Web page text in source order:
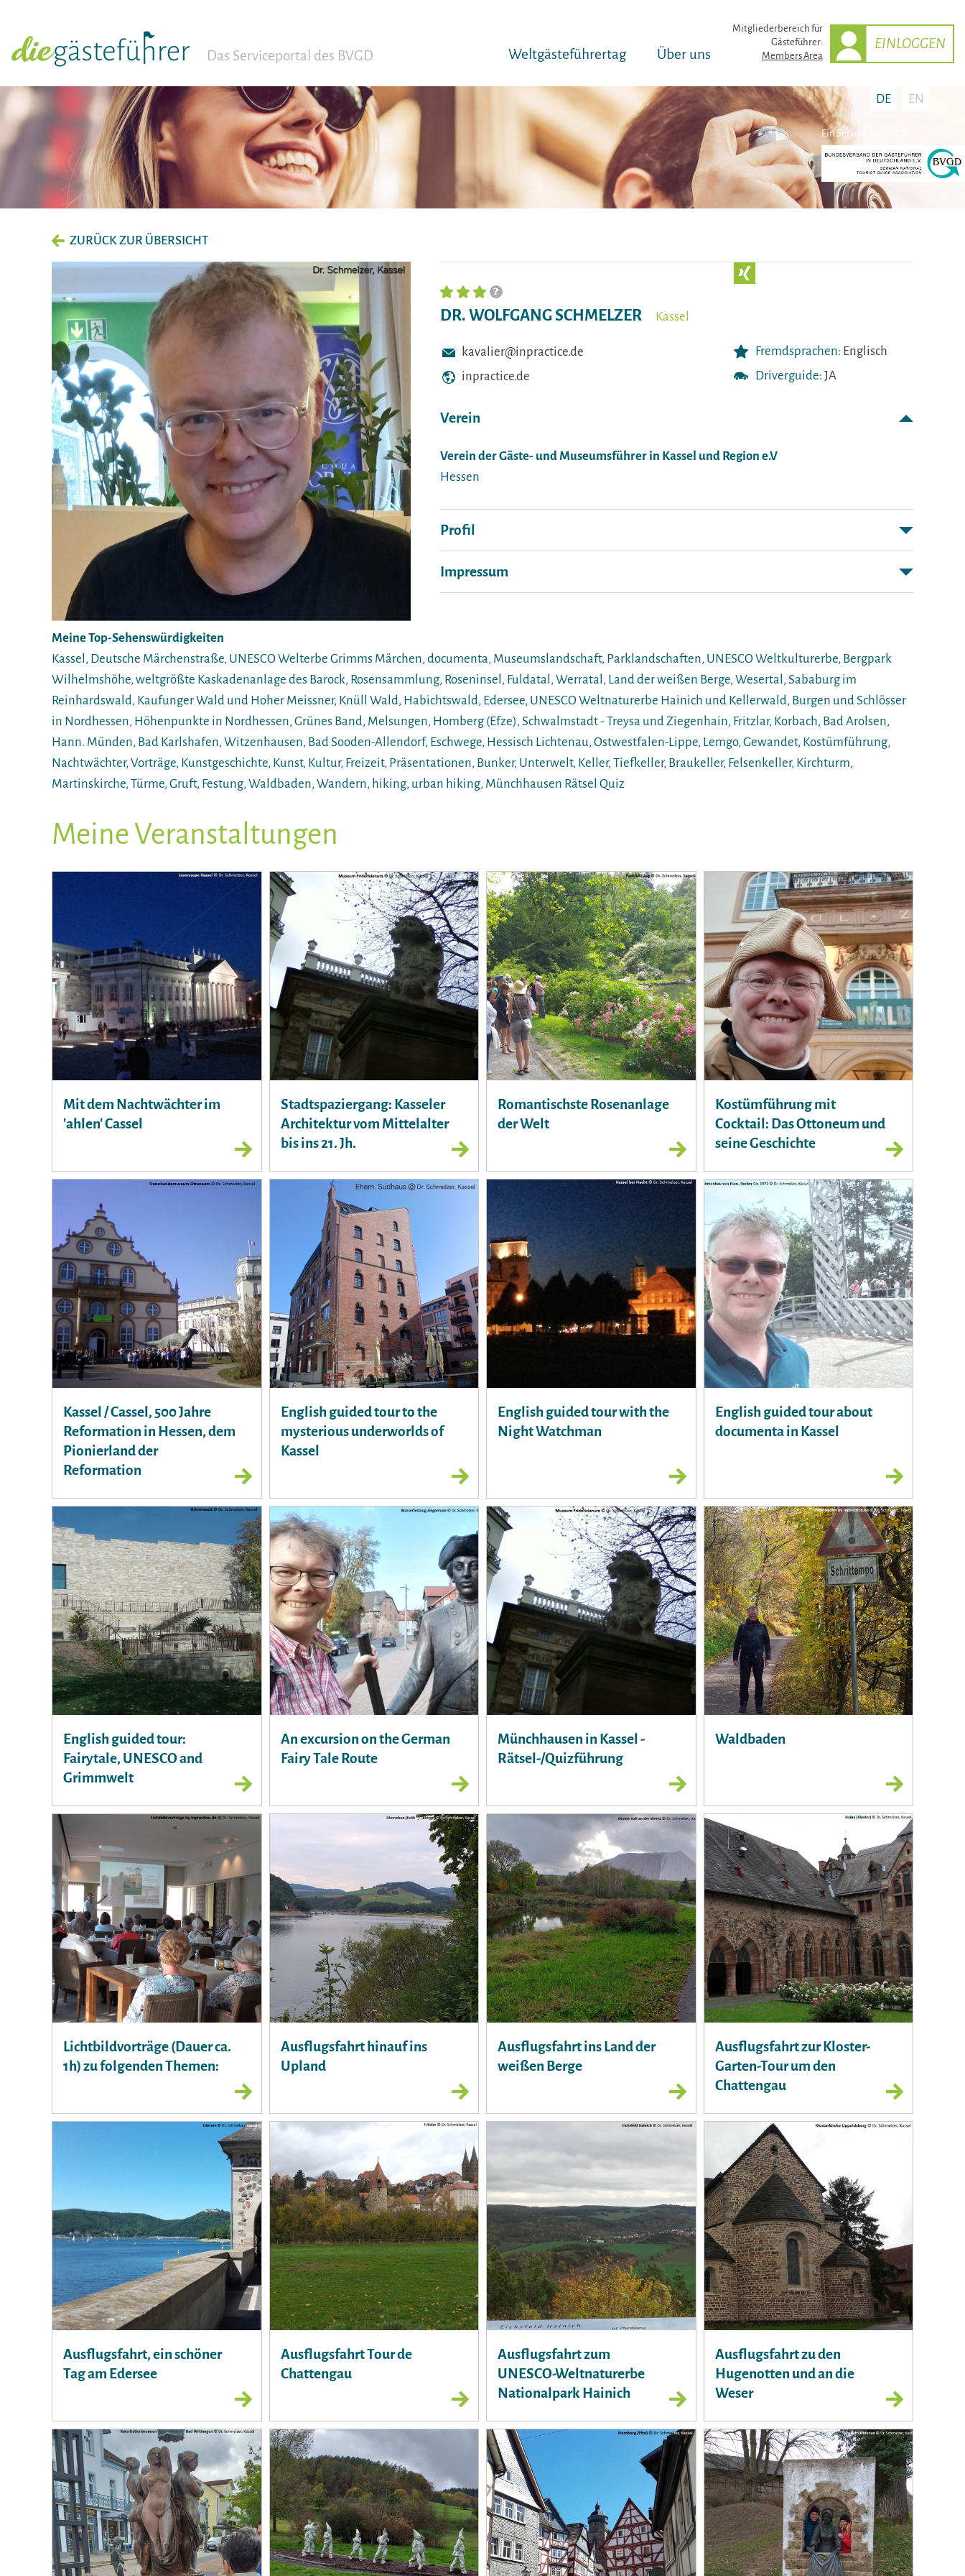
Das Serviceportal des BVGD Weltgäst­eführertag Über uns
Mitglieder­bereich für
Gästeführer:
Members Area
EINLOGGEN
Ein Service des BVGD
DE EN
ZURÜCK ZUR ÜBERSICHT
Fremdsprachen: Englisch
Driverguide: JA
DR. WOLFGANG SCHMELZER Kassel
kavalier@inpractice.de
inpractice.de
Verein
Verein der Gäste- und Museumsführer in Kassel und Region e.V
Hessen
Profil
Impressum
Meine Top-Sehenswürdigkeiten
Kassel, Deutsche Märchenstraße, UNESCO Welterbe Grimms Märchen, documenta, Museumslandschaft, Parklandschaften, UNESCO Weltkulturerbe, Bergpark
Wilhelmshöhe, weltgrößte Kaskadenanlage des Barock, Rosensammlung, Roseninsel, Fuldatal, Werratal, Land der weißen Berge, Wesertal, Sababurg im
Reinhardswald, Kaufunger Wald und Hoher Meissner, Knüll Wald, Habichtswald, Edersee, UNESCO Weltnaturerbe Hainich und Kellerwald, Burgen und Schlösser
in Nordhessen, Höhenpunkte in Nordhessen, Grünes Band, Melsungen, Homberg (Efze), Schwalmstadt - Treysa und Ziegenhain, Fritzlar, Korbach, Bad Arolsen,
Hann. Münden, Bad Karlshafen, Witzenhausen, Bad Sooden-Allendorf, Eschwege, Hessisch Lichtenau, Ostwestfalen-Lippe, Lemgo, Gewandet, Kostümführung,
Nachtwächter, Vorträge, Kunstgeschichte, Kunst, Kultur, Freizeit, Präsentationen, Bunker, Unterwelt, Keller, Tiefkeller, Braukeller, Felsenkeller, Kirchturm,
Martinskirche, Türme, Gruft, Festung, Waldbaden, Wandern, hiking, urban hiking, Münchhausen Rätsel Quiz
Meine Veranstaltungen
Mit dem Nachtwächter im
'ahlen' Cassel
Stadtspaziergang: Kasseler
Architektur vom Mittelalter
bis ins 21. Jh.
Romantischste Rosenanlage
der Welt
Kostümführung mit
Cocktail: Das Ottoneum und
seine Geschichte
Kassel / Cassel, 500 Jahre
Reformation in Hessen, dem
Pionierland der
Reformation
English guided tour to the
mysterious underworlds of
Kassel
English guided tour with the
Night Watchman
English guided tour about
documenta in Kassel
English guided tour:
Fairytale, UNESCO and
Grimmwelt
An excursion on the German
Fairy Tale Route
Münchhausen in Kassel -
Rätsel-/Quizführung
Waldbaden
Lichtbildvorträge (Dauer ca.
1h) zu folgenden Themen:
Ausflugsfahrt hinauf ins
Upland
Ausflugsfahrt ins Land der
weißen Berge
Ausflugsfahrt zur Kloster-
Garten-Tour um den
Chattengau
Ausflugsfahrt, ein schöner
Tag am Edersee
Ausflugsfahrt Tour de
Chattengau
Ausflugsfahrt zum
UNESCO-Weltnaturerbe
Nationalpark Hainich
Ausflugsfahrt zu den
Hugenotten und an die
Weser